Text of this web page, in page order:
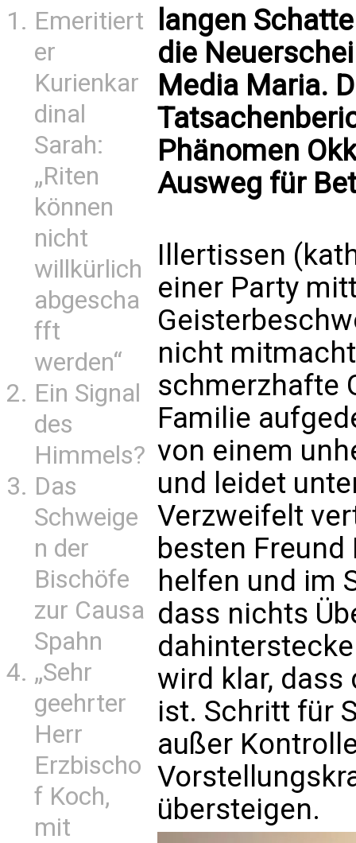
Emeritiert
er
Kurienkar
dinal
Sarah:
„Riten
können
nicht
willkürlich
abgescha
fft
werden“
Ein Signal
des
Himmels?
Das
Schweige
n der
Bischöfe
zur Causa
Spahn
„Sehr
geehrter
Herr
Erzbischo
f Koch,
mit
langen
die
Media Maria.
Phänomen
Ausweg für
Illertissen
einer Party
nicht
schmerzhafte
Familie
von einem
und leidet
Verzweifelt
besten
helfen und im
dass nichts
wird klar,
ist. Schritt für
außer
übersteigen.